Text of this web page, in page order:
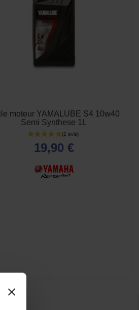
moteur YAMALUBE S4 10w40
Semi Synthese 1L
19,90 €